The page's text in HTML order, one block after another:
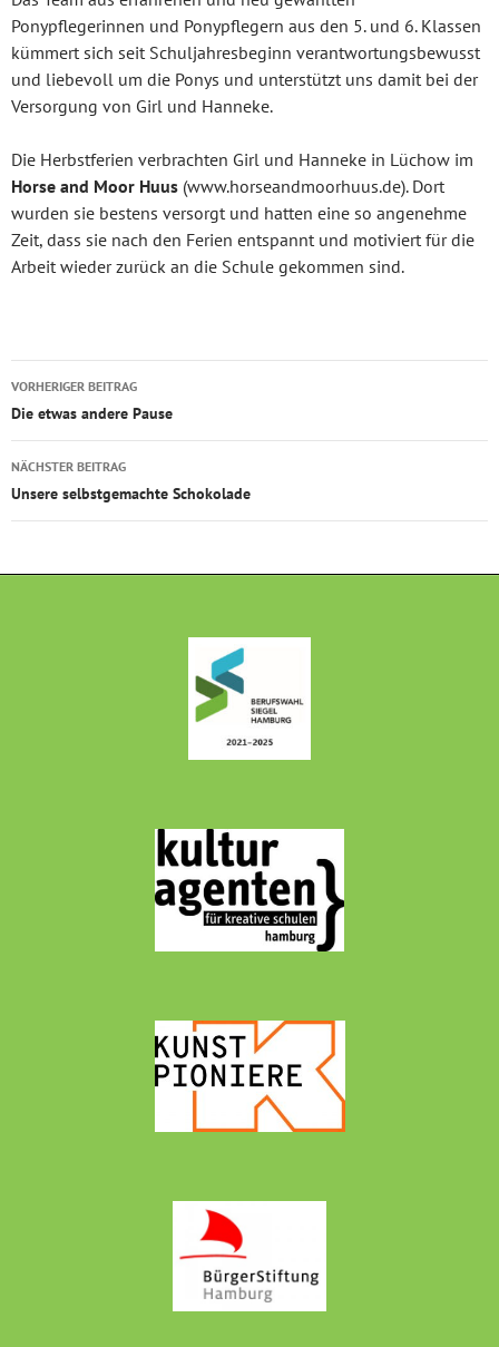
Ponypflegerinnen und Ponypflegern aus den 5. und 6. Klassen
kümmert sich seit Schuljahresbeginn verantwortungsbewusst
und liebevoll um die Ponys und unterstützt uns damit bei der
Versorgung von Girl und Hanneke.
Die Herbstferien verbrachten Girl und Hanneke in Lüchow im
Horse and Moor Huus (www.horseandmoorhuus.de). Dort
wurden sie bestens versorgt und hatten eine so angenehme
Zeit, dass sie nach den Ferien entspannt und motiviert für die
Arbeit wieder zurück an die Schule gekommen sind.
Beitragsnavigation
VORHERIGER BEITRAG
Die etwas andere Pause
NÄCHSTER BEITRAG
Unsere selbstgemachte Schokolade